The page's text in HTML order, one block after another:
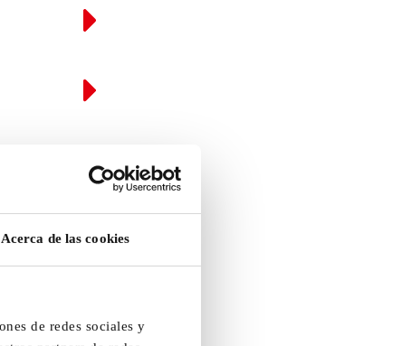
Acerca de las cookies
de redes sociales y